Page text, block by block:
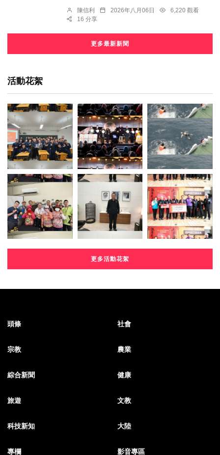
陳信利 2026年八月06日
6,220 觀看
16 分享
更多最新新聞
活動花絮
更多活動花絮
頭條 社會
宗教 農業
綜合新聞 健康
旅遊 文教
科技新知 大陸
專欄 影音專區